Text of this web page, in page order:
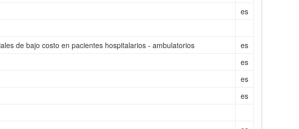
es
de bajo costo en pacientes hospitalarios - ambulatorios
es
es
es
es